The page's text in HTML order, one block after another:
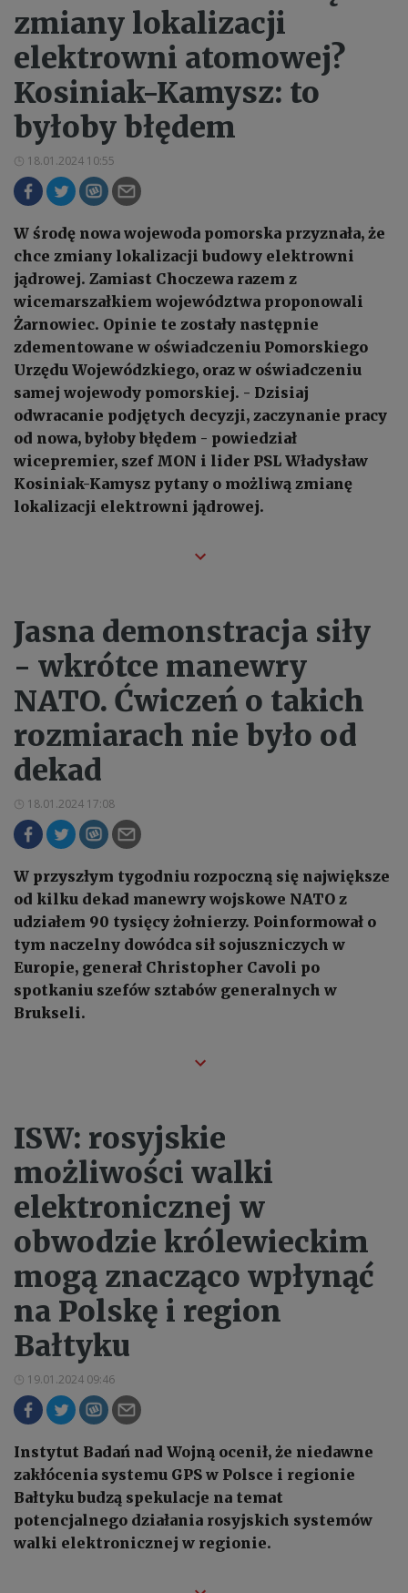
zmiany lokalizacji
elektrowni atomowej?
Kosiniak-Kamysz: to
byłoby błędem
18.01.2024 10:55
W środę nowa wojewoda pomorska przyznała, że
chce zmiany lokalizacji budowy elektrowni
jądrowej. Zamiast Choczewa razem z
wicemarszałkiem województwa proponowali
Żarnowiec. Opinie te zostały następnie
zdementowane w oświadczeniu Pomorskiego
Urzędu Wojewódzkiego, oraz w oświadczeniu
samej wojewody pomorskiej. - Dzisiaj
odwracanie podjętych decyzji, zaczynanie pracy
od nowa, byłoby błędem - powiedział
wicepremier, szef MON i lider PSL Władysław
Kosiniak-Kamysz pytany o możliwą zmianę
lokalizacji elektrowni jądrowej.
Jasna demonstracja siły
- wkrótce manewry
NATO. Ćwiczeń o takich
rozmiarach nie było od
dekad
18.01.2024 17:08
W przyszłym tygodniu rozpoczną się największe
od kilku dekad manewry wojskowe NATO z
udziałem 90 tysięcy żołnierzy. Poinformował o
tym naczelny dowódca sił sojuszniczych w
Europie, generał Christopher Cavoli po
spotkaniu szefów sztabów generalnych w
Brukseli.
ISW: rosyjskie
możliwości walki
elektronicznej w
obwodzie królewieckim
mogą znacząco wpłynąć
na Polskę i region
Bałtyku
19.01.2024 09:46
Instytut Badań nad Wojną ocenił, że niedawne
zakłócenia systemu GPS w Polsce i regionie
Bałtyku budzą spekulacje na temat
potencjalnego działania rosyjskich systemów
walki elektronicznej w regionie.